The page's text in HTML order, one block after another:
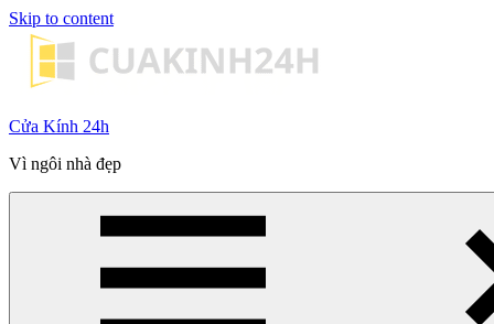
Skip to content
Cửa Kính 24h
Vì ngôi nhà đẹp